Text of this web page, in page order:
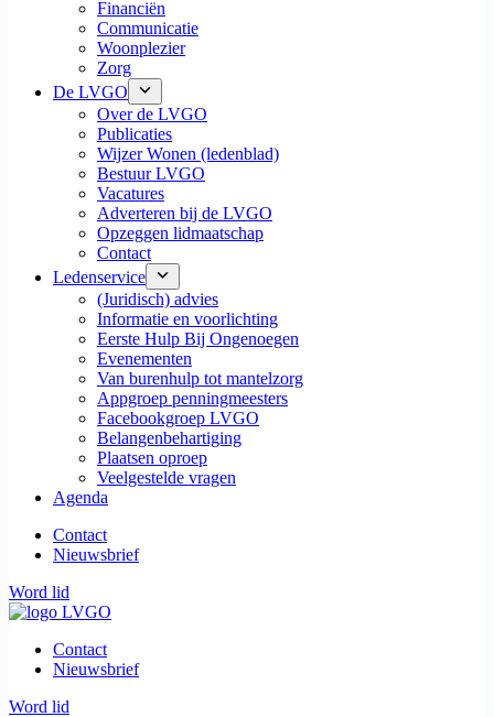
Financiën
Communicatie
Woonplezier
Zorg
De LVGO
Over de LVGO
Publicaties
Wijzer Wonen (ledenblad)
Bestuur LVGO
Vacatures
Adverteren bij de LVGO
Opzeggen lidmaatschap
Contact
Ledenservice
(Juridisch) advies
Informatie en voorlichting
Eerste Hulp Bij Ongenoegen
Evenementen
Van burenhulp tot mantelzorg
Appgroep penningmeesters
Facebookgroep LVGO
Belangenbehartiging
Plaatsen oproep
Veelgestelde vragen
Agenda
Contact
Nieuwsbrief
Word lid
Contact
Nieuwsbrief
Word lid